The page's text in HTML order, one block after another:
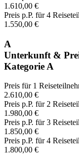
1.610,00 €
Preis p.P. für 4
1.550,00 €
A
Unterkunft &
Kategorie A
Preis für 1
2.610,00 €
Preis p.P. für 2
1.980,00 €
Preis p.P. für 3
1.850,00 €
Preis p.P. für 4
1.800,00 €